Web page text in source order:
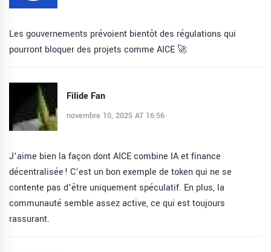
Les gouvernements prévoient bientôt des régulations qui
pourront bloquer des projets comme AICE 🚀
Filide Fan
novembre 10, 2025 AT 16:56
J’aime bien la façon dont AICE combine IA et finance
décentralisée ! C’est un bon exemple de token qui ne se
contente pas d’être uniquement spéculatif. En plus, la
communauté semble assez active, ce qui est toujours
rassurant.